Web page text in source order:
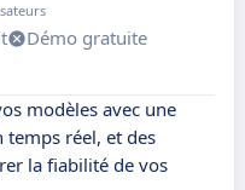
Démo gratuite
modèles avec une
temps réel, et des
la fiabilité de vos